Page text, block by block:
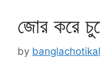
জোর করে
by